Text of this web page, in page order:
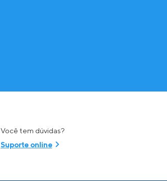
Você tem dúvidas?
Suporte online